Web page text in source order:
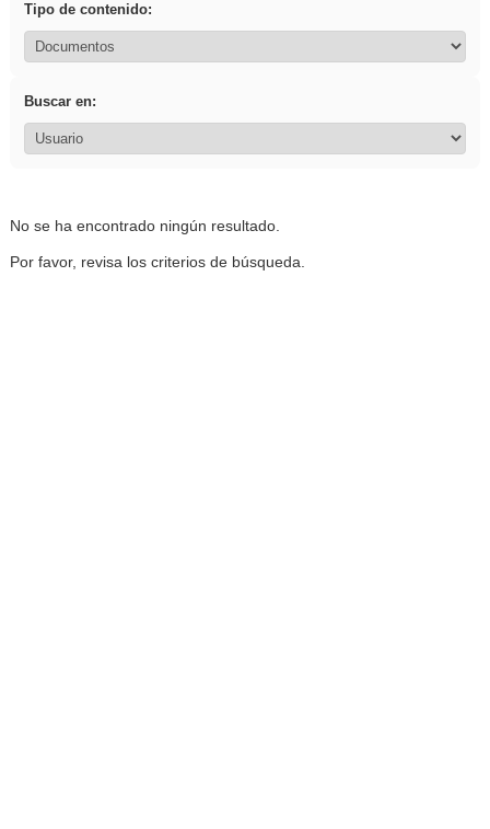
Tipo de contenido:
Buscar en:
No se ha encontrado ningún resultado.
Por favor, revisa los criterios de búsqueda.